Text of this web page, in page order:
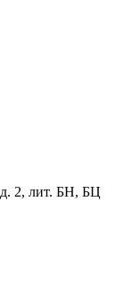
д. 2, лит. БН, БЦ